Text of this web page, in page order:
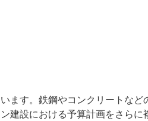
ます。鉄鋼やコンクリートな
建設における予算計画をさら